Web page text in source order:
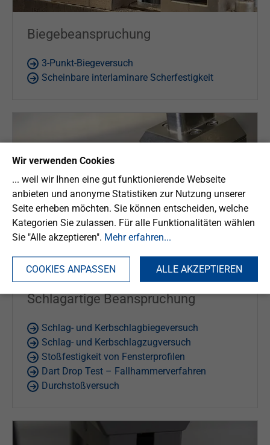
Biegebeanspruchung
3-Punkt-Biegeversuch
Scheinbare interlaminare Scherfestigkeit
Schlagartige Beanspruchung
Schlag- und Kerbschlagbiegeversuch
Schlag- und Kerbschlagzugversuch
Stoßfestigkeit von Fensterprofilen
Dart Drop Test – Fallhammerverfahren
Durchstoßversuch
Wir verwenden Cookies
... weil wir Ihnen eine gut funktionierende Webseite
anbieten und anonyme Statistiken zur Nutzung unserer
Seite erheben möchten. Sie können entscheiden, welche
Kategorien Sie zulassen. Für alle Funktionalitäten wählen
Sie "Alle akzeptieren". Mehr erfahren...
COOKIES ANPASSEN ALLE AKZEPTIEREN